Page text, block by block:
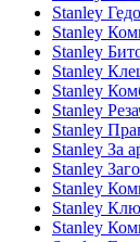
Stanley
Stanley
Stanley
Stanley
Stanley
Stanley
Stanley
Stanley За
Stanley
Stanley
Stanley
Stanley